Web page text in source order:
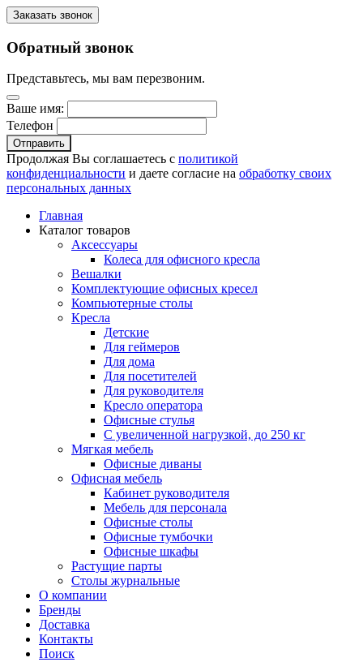
Заказать звонок
Обратный звонок
Представьтесь, мы вам перезвоним.
Ваше имя:
Телефон
Отправить
Продолжая Вы соглашаетесь с политикой
конфиденциальности и даете согласие на обработку своих
персональных данных
Главная
Каталог товаров
Аксессуары
Колеса для офисного кресла
Вешалки
Комплектующие офисных кресел
Компьютерные столы
Кресла
Детские
Для геймеров
Для дома
Для посетителей
Для руководителя
Кресло оператора
Офисные стулья
С увеличенной нагрузкой, до 250 кг
Мягкая мебель
Офисные диваны
Офисная мебель
Кабинет руководителя
Мебель для персонала
Офисные столы
Офисные тумбочки
Офисные шкафы
Растущие парты
Столы журнальные
О компании
Бренды
Доставка
Контакты
Поиск